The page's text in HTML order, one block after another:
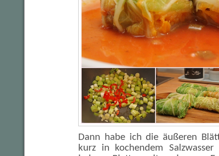
Dann habe ich die äußeren
kurz in kochendem